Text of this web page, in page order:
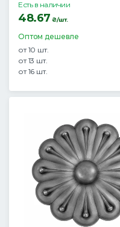
Есть в наличии
48.67 ₴/шт.
Оптом дешевле
от 10 шт.
от 13 шт.
от 16 шт.